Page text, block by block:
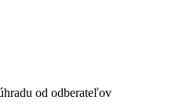
od odberateľov